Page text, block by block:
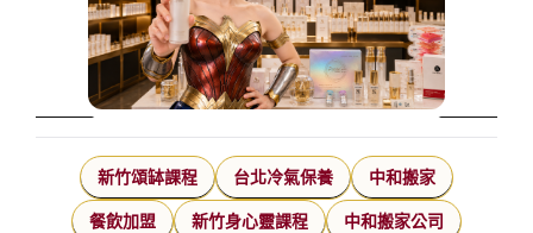
新竹頌缽課程 台北冷氣保養 中和搬家
餐飲加盟 新竹身心靈課程 中和搬家公司